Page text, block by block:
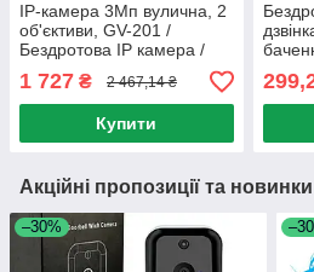
IP-камера 3Мп вулична, 2
об'єктиви, GV-201 /
Бездротова IP камера /
Поворотна Wi-Fi камера
1 727 ₴ 2 467,14 ₴
Купити
Акційні пропозиції та новинки
–30%